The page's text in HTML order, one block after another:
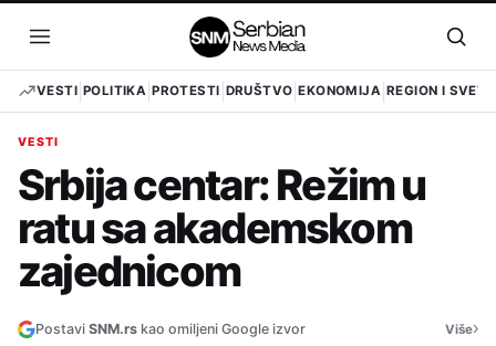
sadržaj
Otvori
meni
VESTI POLITIKA PROTESTI DRUŠTVO EKONOMIJA REGION I SVET
VESTI
Srbija centar: Režim u
ratu sa akademskom
zajednicom
Postavi SNM.rs kao omiljeni Google izvor Više›